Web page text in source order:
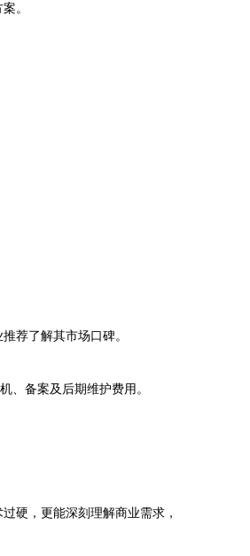
。
荐了解其市场口碑。
、备案及后期维护费用。
硬，更能深刻理解商业需求，